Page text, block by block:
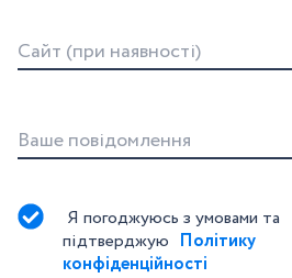
Сайт (при наявності)
Ваше повідомлення
Я погоджуюсь з умовами та
підтверджую Політику
конфіденційності